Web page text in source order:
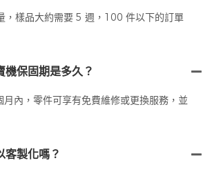
，樣品大約需要 5 週，100 件以下的訂單
機保固期是多久？
內，零件可享有免費維修或更換服務，並
客製化嗎？